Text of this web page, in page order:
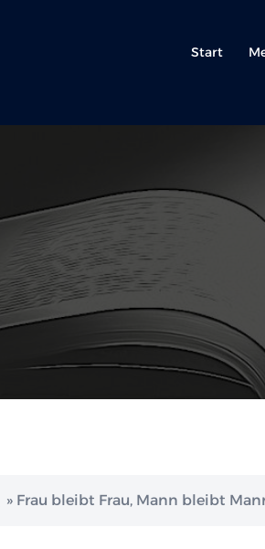
Start
» Frau bleibt Frau, Mann bleibt